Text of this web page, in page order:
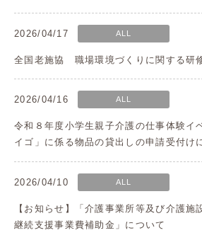
2026/04/17 ALL
全国老施協 職場環境づくりに関する研
2026/04/16 ALL
令和８年度小学生親子介護の仕事体験イ
イゴ」に係る物品の貸出しの申請受付け
2026/04/10 ALL
【お知らせ】「介護事業所等及び介護施
継続支援事業費補助金」について